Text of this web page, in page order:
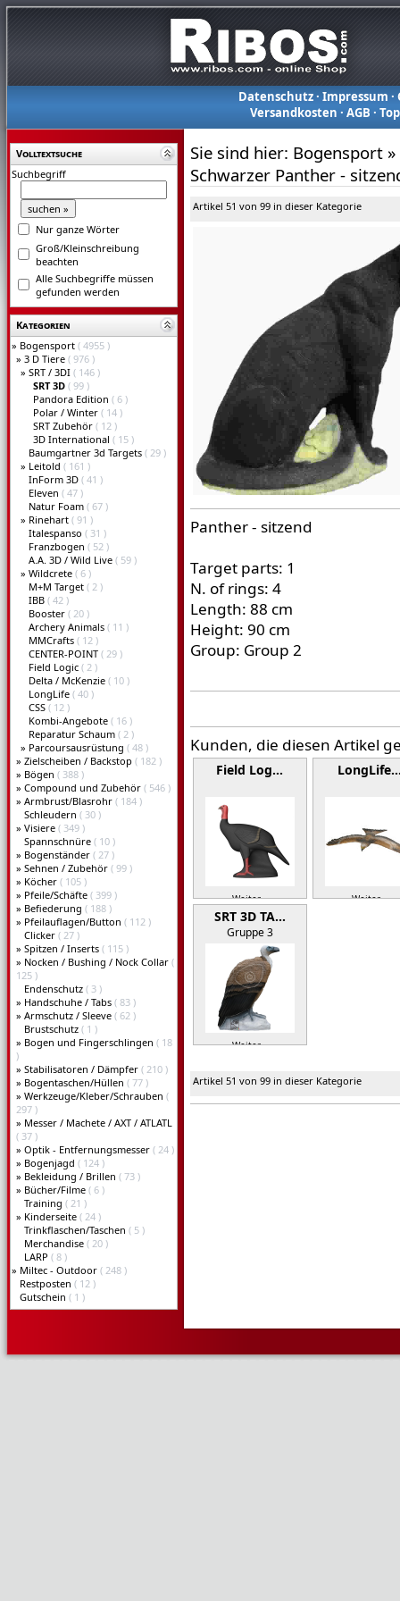
Datenschutz· Impressum ·
Versandkosten ·AGB ·
Volltextsuche
Suchbegriff
Nur ganze Wörter
Groß/Kleinschreibung
beachten
Alle Suchbegriffe müssen
gefunden werden
Kategorien
» Bogensport ( 4955 )
» 3 D Tiere ( 976 )
» SRT / 3DI ( 146 )
SRT 3D ( 99 )
Pandora Edition ( 6 )
Polar / Winter ( 14 )
SRT Zubehör ( 12 )
3D International ( 15 )
Baumgartner 3d Targets ( 29 )
» Leitold ( 161 )
InForm 3D ( 41 )
Eleven ( 47 )
Natur Foam ( 67 )
» Rinehart ( 91 )
Italespanso ( 31 )
Franzbogen ( 52 )
A.A. 3D / Wild Live ( 59 )
» Wildcrete ( 6 )
M+M Target ( 2 )
IBB ( 42 )
Booster ( 20 )
Archery Animals ( 11 )
MMCrafts ( 12 )
CENTER-POINT ( 29 )
Field Logic ( 2 )
Delta / McKenzie ( 10 )
LongLife ( 40 )
CSS ( 12 )
Kombi-Angebote ( 16 )
Reparatur Schaum ( 2 )
» Parcoursausrüstung ( 48 )
» Zielscheiben / Backstop ( 182 )
» Bögen ( 388 )
» Compound und Zubehör ( 546 )
» Armbrust/Blasrohr ( 184 )
Schleudern ( 30 )
» Visiere ( 349 )
Spannschnüre ( 10 )
» Bogenständer ( 27 )
» Sehnen / Zubehör ( 99 )
» Köcher ( 105 )
» Pfeile/Schäfte ( 399 )
» Befiederung ( 188 )
» Pfeilauflagen/Button ( 112 )
Clicker ( 27 )
» Spitzen / Inserts ( 115 )
» Nocken / Bushing / Nock Collar (
125 )
Endenschutz ( 3 )
» Handschuhe / Tabs ( 83 )
» Armschutz / Sleeve ( 62 )
Brustschutz ( 1 )
» Bogen und Fingerschlingen ( 18
)
» Stabilisatoren / Dämpfer ( 210 )
» Bogentaschen/Hüllen ( 77 )
» Werkzeuge/Kleber/Schrauben (
297 )
» Messer / Machete / AXT / ATLATL
( 37 )
» Optik - Entfernungsmesser ( 24 )
» Bogenjagd ( 124 )
» Bekleidung / Brillen ( 73 )
» Bücher/Filme ( 6 )
Training ( 21 )
» Kinderseite ( 24 )
Trinkflaschen/Taschen ( 5 )
Merchandise ( 20 )
LARP ( 8 )
» Miltec - Outdoor ( 248 )
Restposten ( 12 )
Gutschein ( 1 )
Sie sind hier: Bogensport »
Schwarzer Panther -
Artikel 51 von 99 in dieser Kategorie
Panther - sitzend
Target parts: 1
N. of rings: 4
Length: 88 cm
Height: 90 cm
Group: Group 2
Kunden, die diesen Artikel
Field Log…
Weiter » Weiter »
SRT 3D TA…
Gruppe 3
Weiter »
Artikel 51 von 99 in dieser Kategorie